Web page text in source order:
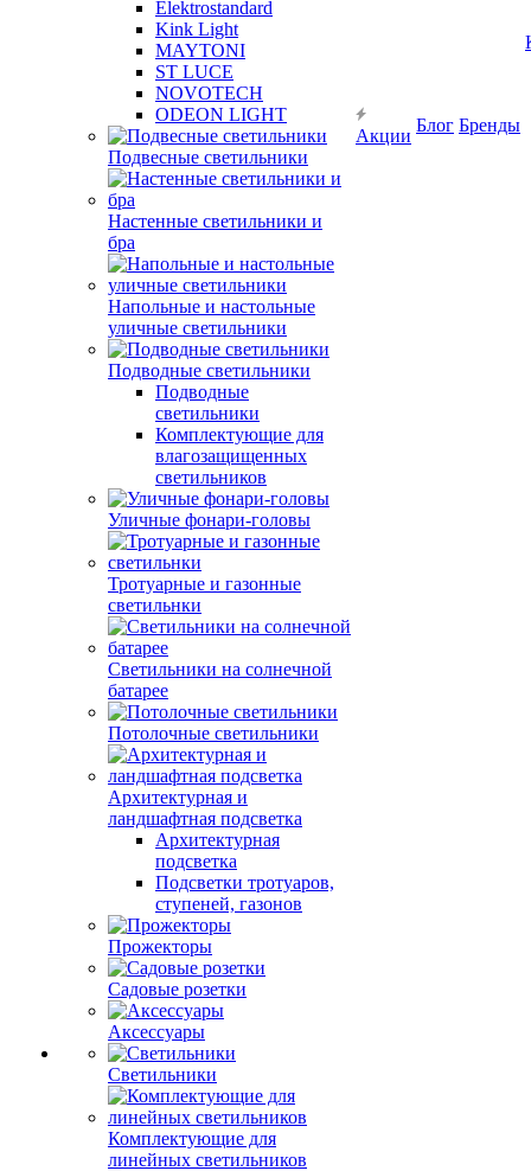
Elektrostandard
Kink Light
MAYTONI
ST LUCE
NOVOTECH
ODEON LIGHT
Подвесные светильники
Настенные светильники и
бра
Напольные и настольные
уличные светильники
Подводные светильники
Подводные
светильники
Комплектующие для
влагозащищенных
светильников
Уличные фонари-головы
Тротуарные и газонные
светильнки
Светильники на солнечной
батарее
Потолочные светильники
Архитектурная и
ландшафтная подсветка
Архитектурная
подсветка
Подсветки тротуаров,
ступеней, газонов
Прожекторы
Садовые розетки
Аксессуары
Светильники
Комплектующие для
линейных светильников
Акции
Блог Бренды